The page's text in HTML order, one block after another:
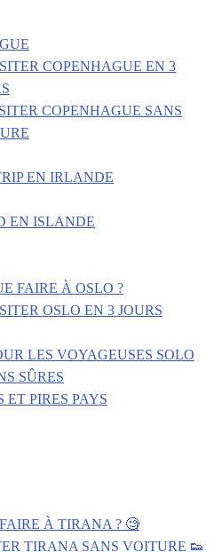
COPENHAGUE EN 3
COPENHAGUE SANS
EN IRLANDE
EN ISLANDE
FAIRE À OSLO ?
OSLO EN 3 JOURS
LES VOYAGEUSES SOLO
SÛRES
PIRES PAYS
À TIRANA ? 🧐
TIRANA SANS VOITURE 👟